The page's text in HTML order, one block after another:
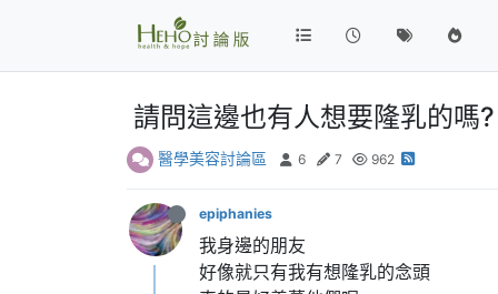
請問這邊也有人想要隆乳的嗎?
醫學美容討論區 6 7 962
epiphanies
我身邊的朋友
好像就只有我有想隆乳的念頭